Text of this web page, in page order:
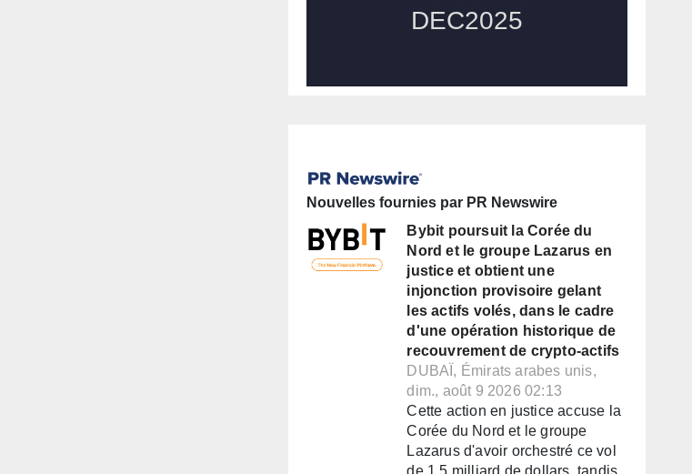
Nouvelles fournies par PR Newswire
Bybit poursuit la Corée du
Nord et le groupe Lazarus en
justice et obtient une
injonction provisoire gelant
les actifs volés, dans le cadre
d'une opération historique de
recouvrement de crypto-actifs
DUBAÏ, Émirats arabes unis,
dim., août 9 2026 02:13
Cette action en justice accuse la
Corée du Nord et le groupe
Lazarus d'avoir orchestré ce vol
de 1,5 milliard de dollars, tandis